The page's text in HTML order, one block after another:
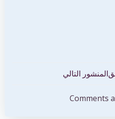
تصفّح
المقالات
المنشور التالي
Comments